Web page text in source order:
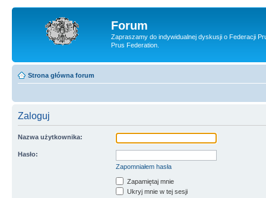
Forum
Zapraszamy do indywidualnej dyskusji o Federacji
Prus Federation.
Strona główna forum
Zaloguj
Nazwa użytkownika:
Hasło:
Zapomniałem hasła
Zapamiętaj mnie
Ukryj mnie w tej sesji